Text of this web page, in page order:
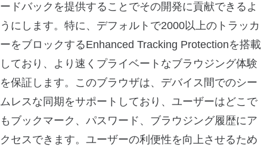
ードバックを提供することでその開発に貢献できるよ
うにします。特に、デフォルトで2000以上のトラッカ
ーをブロックするEnhanced Tracking Protectionを搭載
しており、より速くプライベートなブラウジング体験
を保証します。このブラウザは、デバイス間でのシー
ムレスな同期をサポートしており、ユーザーはどこで
もブックマーク、パスワード、ブラウジング履歴にア
クセスできます。ユーザーの利便性を向上させるため